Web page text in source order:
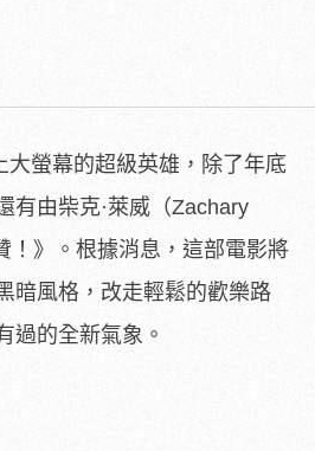
大螢幕的超級英雄，除了年底
有由柴克·萊威（Zachary
！》。根據消息，這部電影將
暗風格，改走輕鬆的歡樂路
過的全新氣象。